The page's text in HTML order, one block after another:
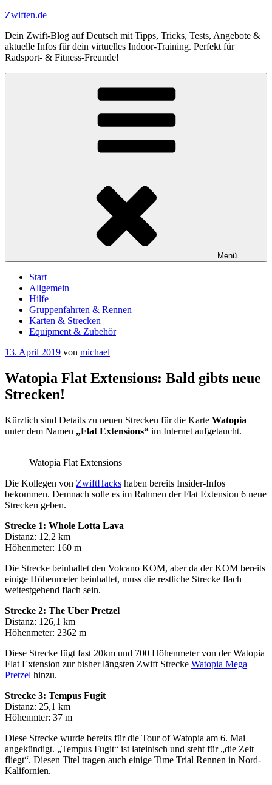
Zum
springen
Zwiften.de
Dein Zwift-Blog auf Deutsch mit Tipps, Tricks, Tests, Angebote &
aktuelle Infos für dein virtuelles Indoor-Training. Perfekt für
Radsport- & Fitness-Freunde!
Menü
Start
Allgemein
Hilfe
Gruppenfahrten & Rennen
Karten & Strecken
Equipment & Zubehör
Veröffentlicht
13. April 2019 von michael
Watopia Flat Extensions: Bald gibts neue
Strecken!
Kürzlich sind Details zu neuen Strecken für die Karte Watopia
unter dem Namen „Flat Extensions“ im Internet aufgetaucht.
Watopia Flat Extensions
Die Kollegen von ZwiftHacks haben bereits Insider-Infos
bekommen. Demnach solle es im Rahmen der Flat Extension 6 neue
Strecken geben.
Strecke 1: Whole Lotta Lava
Distanz: 12,2 km
Höhenmeter: 160 m
Die Strecke beinhaltet den Volcano KOM, aber da der KOM bereits
einige Höhenmeter beinhaltet, muss die restliche Strecke flach
weitestgehend flach sein.
Strecke 2: The Uber Pretzel
Distanz: 126,1 km
Höhenmeter: 2362 m
Diese Strecke fügt fast 20km und 700 Höhenmeter von der Watopia
Flat Extension zur bisher längsten Zwift Strecke Watopia Mega
Pretzel hinzu.
Strecke 3: Tempus Fugit
Distanz: 25,1 km
Höhenmter: 37 m
Diese Strecke wurde bereits für die Tour of Watopia am 6. Mai
angekündigt. „Tempus Fugit“ ist lateinisch und steht für „die Zeit
fliegt“. Diesen Titel tragen auch einige Time Trial Rennen in Nord-
Kalifornien.